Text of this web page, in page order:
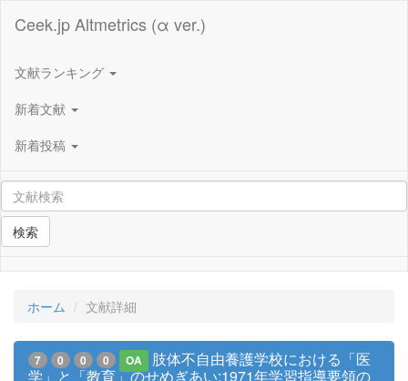
Ceek.jp Altmetrics (α ver.)
文献ランキング
新着文献
新着投稿
検索
ホーム 文献詳細
7 0 0 0 OA
肢体不自由養護学校における「医
学」と「教育」のせめぎあい:1971年学習指導要領の